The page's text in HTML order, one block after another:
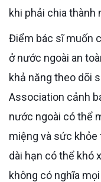
khi phải chia thành
Điểm bác sĩ muốn cô cân nhắc kỹ là: điều trị Implant
ở nước ngoài an
khả năng theo dõi
Association cảnh
nước ngoài có thể
miệng và sức khỏe
dài hạn có thể khó
không có nghĩa